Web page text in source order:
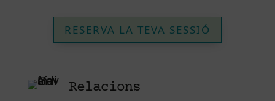
RESERVA LA TEVA SESSIÓ
Relacions